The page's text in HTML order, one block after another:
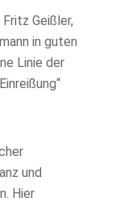
Geißler,
in guten
Linie der
und
Hier